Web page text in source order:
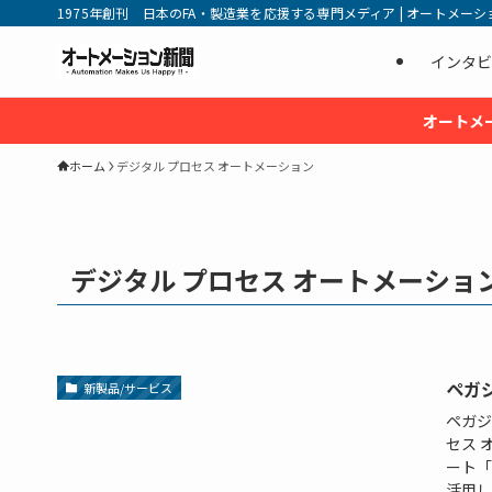
1975年創刊 日本のFA・製造業を応援する専門メディア | オートメー
インタ
オートメ
ホーム デジタル プロセス オートメーション
デジタル プロセス オートメーショ
新製品/サービス ペガ
ペガ
セス
ート